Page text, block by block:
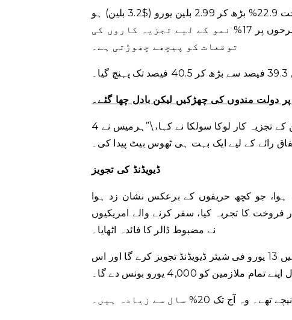
عالمی سطح پر، دسمبر کے آخر تک تین مہینوں کے لیے فروخت 22.9% بڑھ کر 2.99 بلین یورو ($3.2 بلین) ہو
گئی، جو کہ ایک مرئی الفا اتفاق رائے کے مطابق، مستقل شرحوں پر 17% نمو کے لیے تجزیہ کاروں کی
توقعات کو پیچھے چھوڑتی ہے۔
پر دولت مندوں کی چھڑکیں لیکن بادل چھا گئے۔
برنسٹین کے تجزیہ کار لوکا سولکا نے کہا، \”ہرمیس نے 4Q22 میں COVID-19 سے متعلق مسائل کو حل کیا،
ڈیویڈنڈ کی تجویز
میں 40.8 فیصد کا اضافہ ہوا، جو کچھ حریفوں کے برعکس نشان زد ہوا
کا تجربہ کیا، سفر کرنے والے امریکیوں
نے مضبوط ڈالر کا فائدہ اٹھایا۔
ہرمیس نے کہا کہ وہ 20 اپریل کو اپنی اگلی جنرل میٹنگ میں 13 یورو فی شیئر ڈیویڈنڈ تجویز کرے گا اور اس
تمام ملازمین کو 4,000 یورو بونس دے گا۔